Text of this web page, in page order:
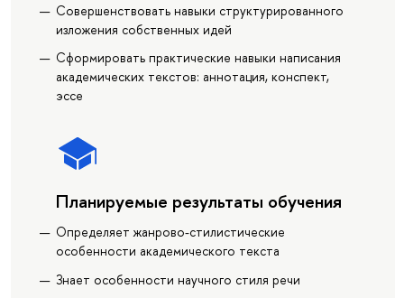
Совершенствовать навыки структурированного
изложения собственных идей
Сформировать практические навыки написания
академических текстов: аннотация, конспект,
эссе
Планируемые результаты обучения
Определяет жанрово-стилистические
особенности академического текста
Знает особенности научного стиля речи